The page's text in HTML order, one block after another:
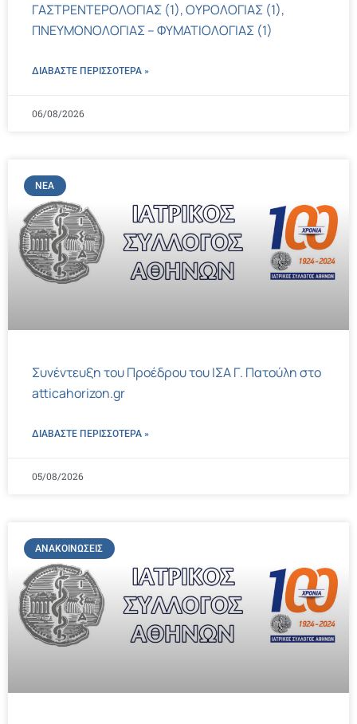
ΓΑΣΤΡΕΝΤΕΡΟΛΟΓΙΑΣ (1), ΟΥΡΟΛΟΓΙΑΣ (1),
ΠΝΕΥΜΟΝΟΛΟΓΙΑΣ – ΦΥΜΑΤΙΟΛΟΓΙΑΣ (1)
ΔΙΑΒΑΣΤΕ ΠΕΡΙΣΣΌΤΕΡΑ »
06/08/2026
ΝΈΑ
Συνέντευξη του Προέδρου του ΙΣΑ Γ. Πατούλη στο
atticahorizon.gr
ΔΙΑΒΑΣΤΕ ΠΕΡΙΣΣΌΤΕΡΑ »
05/08/2026
ΑΝΑΚΟΙΝΏΣΕΙΣ